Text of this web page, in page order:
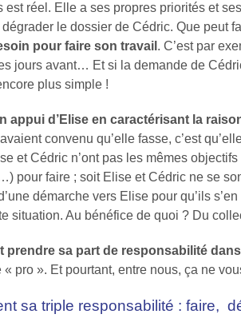
est réel. Elle a ses propres priorités et
le dossier de Cédric. Que peut
pour faire son travail . C’est par
jours avant… Et si la demande de
plus simple !
appui d’Elise en caractérisant la
convenu qu’elle fasse, c’est
et Cédric n’ont pas les mêmes
pour faire ; soit Elise et Cédric ne se
démarche vers Elise pour qu’ils
situation. Au bénéfice de quoi ? Du
prendre sa part de responsabilité
pro ». Et pourtant, entre nous, ça ne
sa triple responsabilité : faire,